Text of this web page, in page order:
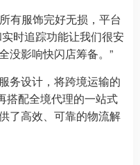
有服饰完好无损，平台
时追踪功能让我们很安
没影响快闪店筹备。”
务设计，将跨境运输的
搭配全境代理的一站式
了高效、可靠的物流解